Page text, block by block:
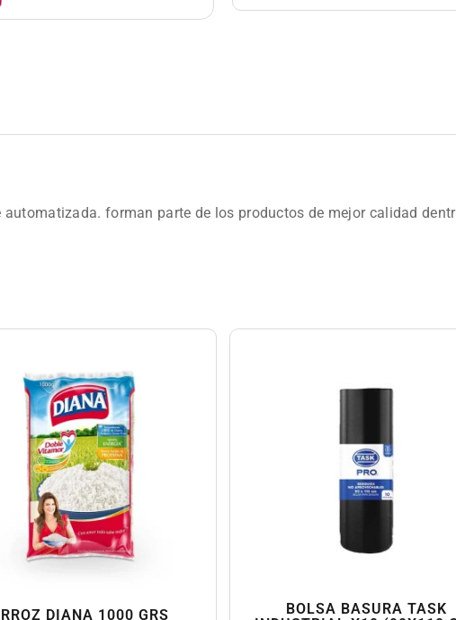
forman parte de los productos de mejor calidad
DIANA 1000 GRS
BOLSA BASURA TASK